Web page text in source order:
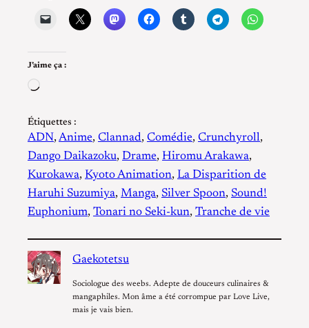
J’aime ça :
Chargement…
Étiquettes :
ADN, Anime, Clannad, Comédie, Crunchyroll
Dango Daikazoku, Drame, Hiromu Arakawa
Kurokawa, Kyoto Animation, La Disparition de
Haruhi Suzumiya, Manga, Silver Spoon, Sound!
Euphonium, Tonari no Seki-kun, Tranche de vie
Gaekotetsu
Sociologue des weebs. Adepte de douceurs culinaires &
mangaphiles. Mon âme a été corrompue par Love Live,
mais je vais bien.